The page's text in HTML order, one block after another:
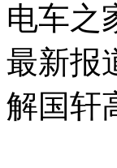
电车之
最新报
解国轩